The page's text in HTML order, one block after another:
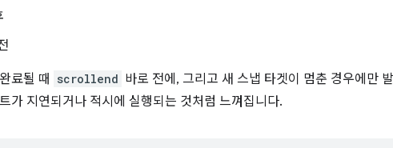
료될 때 scrollend 바로 전에, 그리고 새 스냅 타겟이 멈춘 경우에만
가 지연되거나 적시에 실행되는 것처럼 느껴집니다.